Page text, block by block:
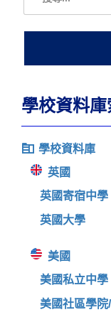
學校資料庫
學校資料庫
英國
英國寄宿中學
英國大學
美國
美國私立中學
美國社區學院